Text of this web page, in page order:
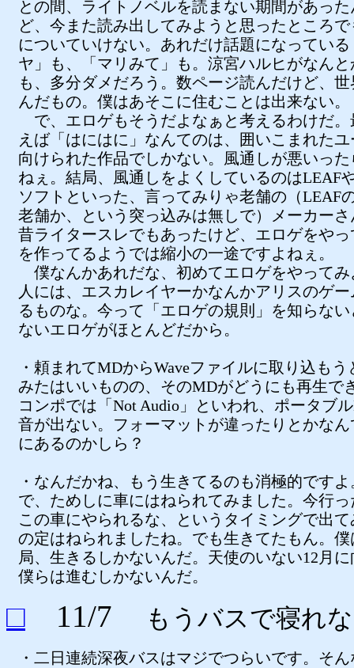
との間、ライトノベルを読まない期間があっ
ど、今また読み出してみようと思ったところ
についていけない。あれだけ話題になってい
ヤ」も、「マリみて」も。涼宮ハルヒがなん
も、多分ダメだろう。数ページ読んだけど、
んだもの。僕はあそこに住むことは出来ない。
で、エロゲもそうだよなぁと考えるわけだ。
えば「はにはに」なんてのは、囲いこまれた
向けられた作品でしかない。風通しが悪いっ
ねぇ。結局、風通しをよくしているのはLEAF
ソフトといった、言ってみりゃ老舗の（LEAF
老舗か、という突っ込みは無しで）メーカー
昔ライタースレでもあったけど、エロゲをや
を作ってるようでは縮小の一途ですよねぇ。
僕なんかあれだな、初めてエロゲをやってみ
人には、エスカレイヤーかなんかアリスのゲ
るものな。今って「エロゲの規則」を知らな
ないエロゲがほとんどだから。
・頼まれてMDからWaveファイルに取り込もう
みたはいいものの、そのMDがどうにも再生で
コンポでは「Not Audio」といわれ、ポータブ
音が出ない。フォーマットが違ったりとかな
にあるのかしら？
・なんだかね、もう生きてるのも消極的です
で、ためしに車にはねられてみました。今行
この車にやられるな、というタイミングで出
の定はねられましたね。でも生きてたもん。僕
局、生きるしかないんだ。天使のいない12月
僕らは進むしかないんだ。
□ 11/7 もうバスで寝れ
・二日連続深夜バスはマジでつらいです。そ